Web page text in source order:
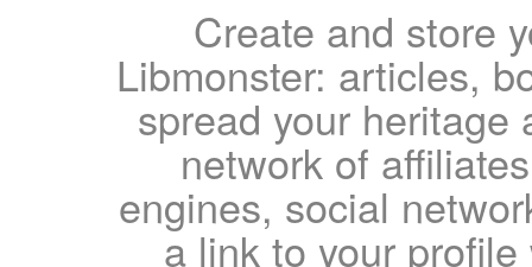
Create and store
Libmonster: articles,
spread your heritage
network of
engines, social
a link to your